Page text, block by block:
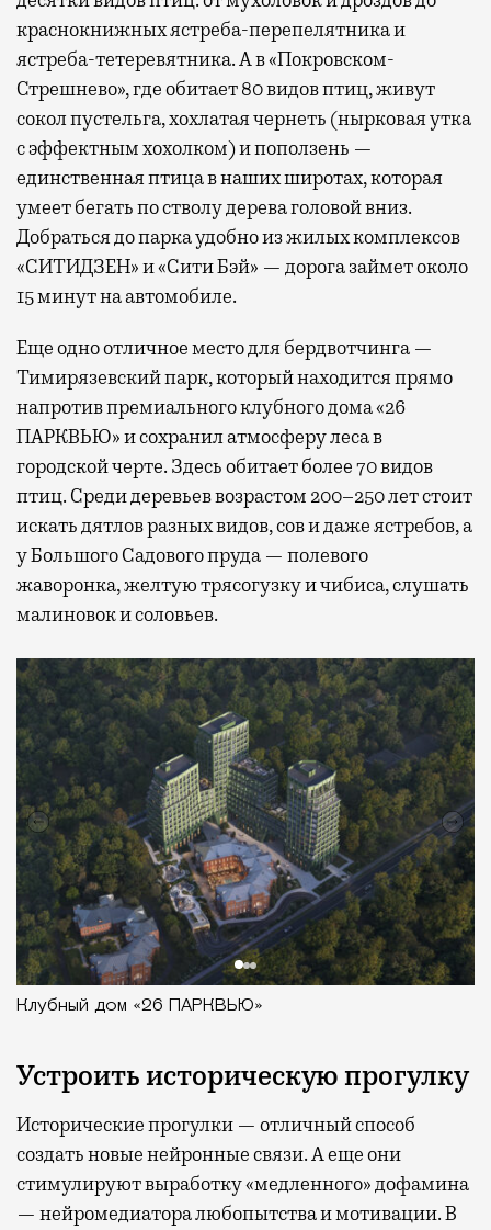
краснокнижных ястреба-перепелятника и
ястреба-тетеревятника. А в «Покровском-
Стрешнево», где обитает 80 видов птиц, живут
сокол пустельга, хохлатая чернеть (нырковая утка
с эффектным хохолком) и поползень —
единственная птица в наших широтах, которая
умеет бегать по стволу дерева головой вниз.
Добраться до парка удобно из жилых комплексов
«СИТИДЗЕН» и «Сити Бэй» — дорога займет около
15 минут на автомобиле.
Еще одно отличное место для бердвотчинга —
Тимирязевский парк, который находится прямо
напротив премиального клубного дома «26
ПАРКВЬЮ» и сохранил атмосферу леса в
городской черте. Здесь обитает более 70 видов
птиц. Среди деревьев возрастом 200–250 лет стоит
искать дятлов разных видов, сов и даже ястребов, а
у Большого Садового пруда — полевого
жаворонка, желтую трясогузку и чибиса, слушать
малиновок и соловьев.
Клубный дом «26 ПАРКВЬЮ»
Устроить историческую прогулку
Исторические прогулки — отличный способ
создать новые нейронные связи. А еще они
стимулируют выработку «медленного» дофамина
— нейромедиатора любопытства и мотивации. В